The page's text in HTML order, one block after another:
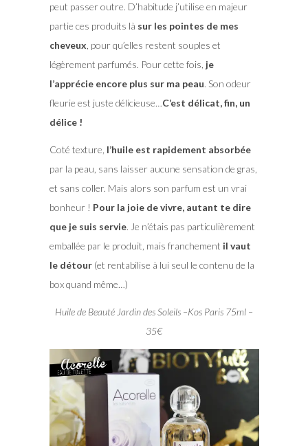
peut passer outre. D’habitude j’utilise en majeur
partie ces produits là sur les pointes de mes
cheveux, pour qu’elles restent souples et
légèrement parfumés. Pour cette fois, je
l’apprécie encore plus sur ma peau. Son odeur
fleurie est juste délicieuse…C’est délicat, fin, un
délice !
Coté texture, l’huile est rapidement absorbée
par la peau, sans laisser aucune sensation de gras,
et sans coller. Mais alors son parfum est un vrai
bonheur ! Pour la joie de vivre, autant te dire
que je suis servie. Je n’étais pas particulièrement
emballée par le produit, mais franchement il vaut
le détour(et rentabilise à lui seul le contenu de la
box quand même…)
Huile de Beauté Jardin des Soleils –Kos Paris 75ml –
35€